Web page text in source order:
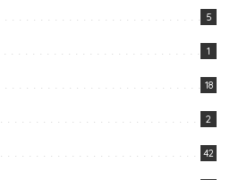
5
1
18
2
42